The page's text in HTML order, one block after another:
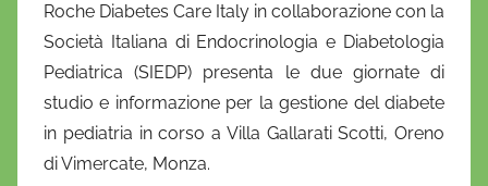
D
a
n
i
e
Roche Diabetes Care Italy in collaborazione con la
Società Italiana di Endocrinologia e Diabetologia
Pediatrica (SIEDP) presenta le due giornate di
studio e informazione per la gestione del diabete
in pediatria in corso a Villa Gallarati Scotti, Oreno
di Vimercate, Monza.